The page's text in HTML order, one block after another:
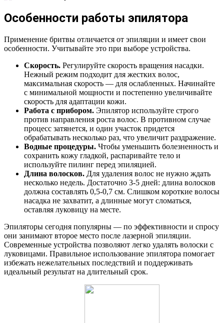
Особенности работы эпилятора
Применение бритвы отличается от эпиляции и имеет свои
особенности. Учитывайте это при выборе устройства.
Скорость. Регулируйте скорость вращения насадки.
Нежный режим подходит для жестких волос,
максимальная скорость — для ослабленных. Начинайте
с минимальной мощности и постепенно увеличивайте
скорость для адаптации кожи.
Работа с прибором. Эпилятор используйте строго
против направления роста волос. В противном случае
процесс затянется, и один участок придется
обрабатывать несколько раз, что увеличит раздражение.
Водные процедуры. Чтобы уменьшить болезненность и
сохранить кожу гладкой, распаривайте тело и
используйте пилинг перед эпиляцией.
Длина волосков. Для удаления волос не нужно ждать
несколько недель. Достаточно 3-5 дней: длина волосков
должна составлять 0,5-0,7 см. Слишком короткие волосы
насадка не захватит, а длинные могут сломаться,
оставляя луковицу на месте.
Эпиляторы сегодня популярны — по эффективности и спросу
они занимают второе место после лазерной эпиляции.
Современные устройства позволяют легко удалять волоски с
луковицами. Правильное использование эпилятора помогает
избежать нежелательных последствий и поддерживать
идеальный результат на длительный срок.